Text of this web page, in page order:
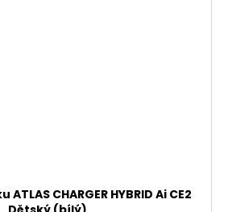
CHARGER HYBRID Ai CE2